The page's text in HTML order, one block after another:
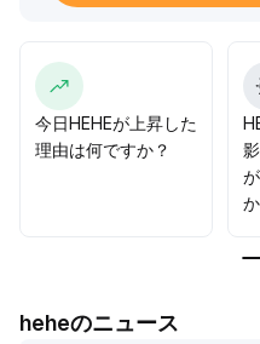
ストップロス設定のもと
理を重視することを推奨し
今日HEHEが上昇した
理由は何ですか？
heheのニュース